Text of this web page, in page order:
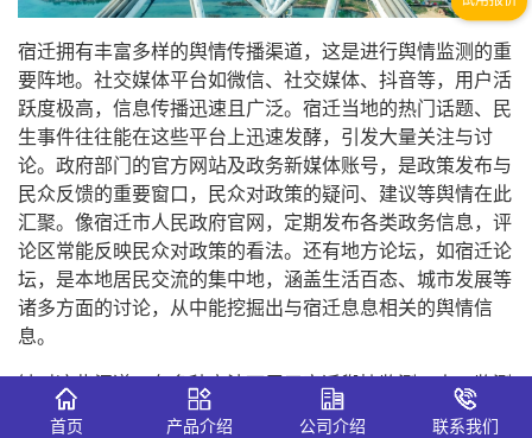
宿迁拥有丰富多样的舆情传播渠道，这是进行舆情监测的重
要阵地。社交媒体平台如微信、社交媒体、抖音等，用户活
跃度极高，信息传播迅速且广泛。宿迁当地的热门话题、民
生事件往往能在这些平台上迅速发酵，引发大量关注与讨
论。政府部门的官方网站及政务新媒体账号，是政策发布与
民众反馈的重要窗口，民众对政策的疑问、建议等舆情在此
汇聚。像宿迁市人民政府官网，定期发布各类政务信息，评
论区常能反映民众对政策的看法。还有地方论坛，如宿迁论
坛，是本地居民交流的集中地，涵盖生活百态、城市发展等
诸多方面的讨论，从中能挖掘出与宿迁息息相关的舆情信
息。
针对这些渠道，有多种方法可用于宿迁舆情监测。人工监测
是较为基础的方式，安排专人浏览各平台信息，筛选与宿迁
首页 产品介绍 公司介绍 联系我们